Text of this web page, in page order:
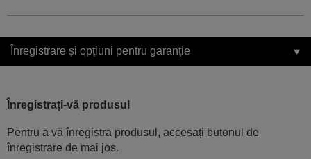
Înregistrare și opțiuni pentru garanție
Înregistrați-vă produsul
Pentru a vă înregistra produsul, accesați butonul de
înregistrare de mai jos.